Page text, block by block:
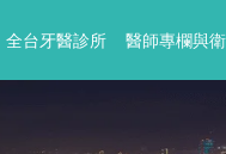
全台牙醫診所 醫師專欄與